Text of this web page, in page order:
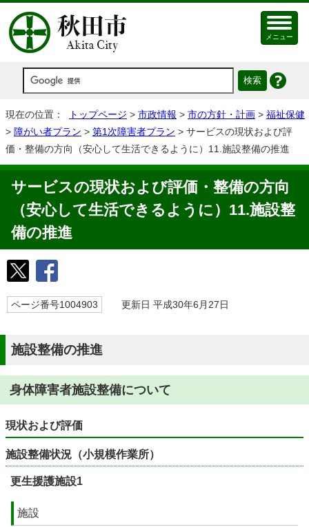
メニュー
現在の位置： トップページ > 市政情報 > 市の方針・計画 > 福祉保健
> 障がい者プラン > 第1次障害者プラン > サービスの現状および評
価・整備の方向（安心して生活できるように）11.施設整備の推進
サービスの現状および評価・整備の方向
（安心して生活できるように）11.施設整
備の推進
ページ番号1004903 更新日 平成30年6月27日
施設整備の推進
身体障害者施設整備について
現状および評価
施設整備状況（小規模作業所）
更生援護施設1
施設